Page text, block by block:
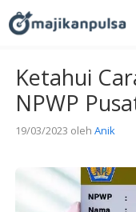
Langsung
ke
Ketahui
NPWP
19/03/2023 oleh Anik